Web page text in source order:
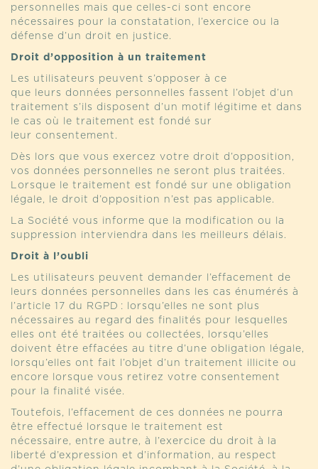
personnelles mais que celles-ci sont encore
nécessaires pour la constatation, l’exercice ou la
défense d’un droit en justice.
Droit d’opposition à un traitement
Les utilisateurs peuvent s’opposer à ce
que leurs données personnelles fassent l’objet d’un
traitement s’ils disposent d’un motif légitime et dans
le cas où le traitement est fondé sur
leur consentement.
Dès lors que vous exercez votre droit d’opposition,
vos données personnelles ne seront plus traitées.
Lorsque le traitement est fondé sur une obligation
légale, le droit d’opposition n’est pas applicable.
La Société vous informe que la modification ou la
suppression interviendra dans les meilleurs délais.
Droit à l’oubli
Les utilisateurs peuvent demander l’effacement de
leurs données personnelles dans les cas énumérés à
l’article 17 du RGPD : lorsqu’elles ne sont plus
nécessaires au regard des finalités pour lesquelles
elles ont été traitées ou collectées, lorsqu’elles
doivent être effacées au titre d’une obligation légale,
lorsqu’elles ont fait l’objet d’un traitement illicite ou
encore lorsque vous retirez votre consentement
pour la finalité visée.
Toutefois, l’effacement de ces données ne pourra
être effectué lorsque le traitement est
nécessaire, entre autre, à l’exercice du droit à la
liberté d’expression et d’information, au respect